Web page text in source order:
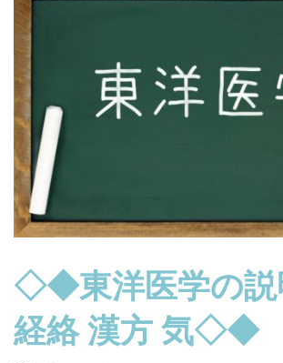
◇◆東洋医学の説
経絡 漢方 気◇◆